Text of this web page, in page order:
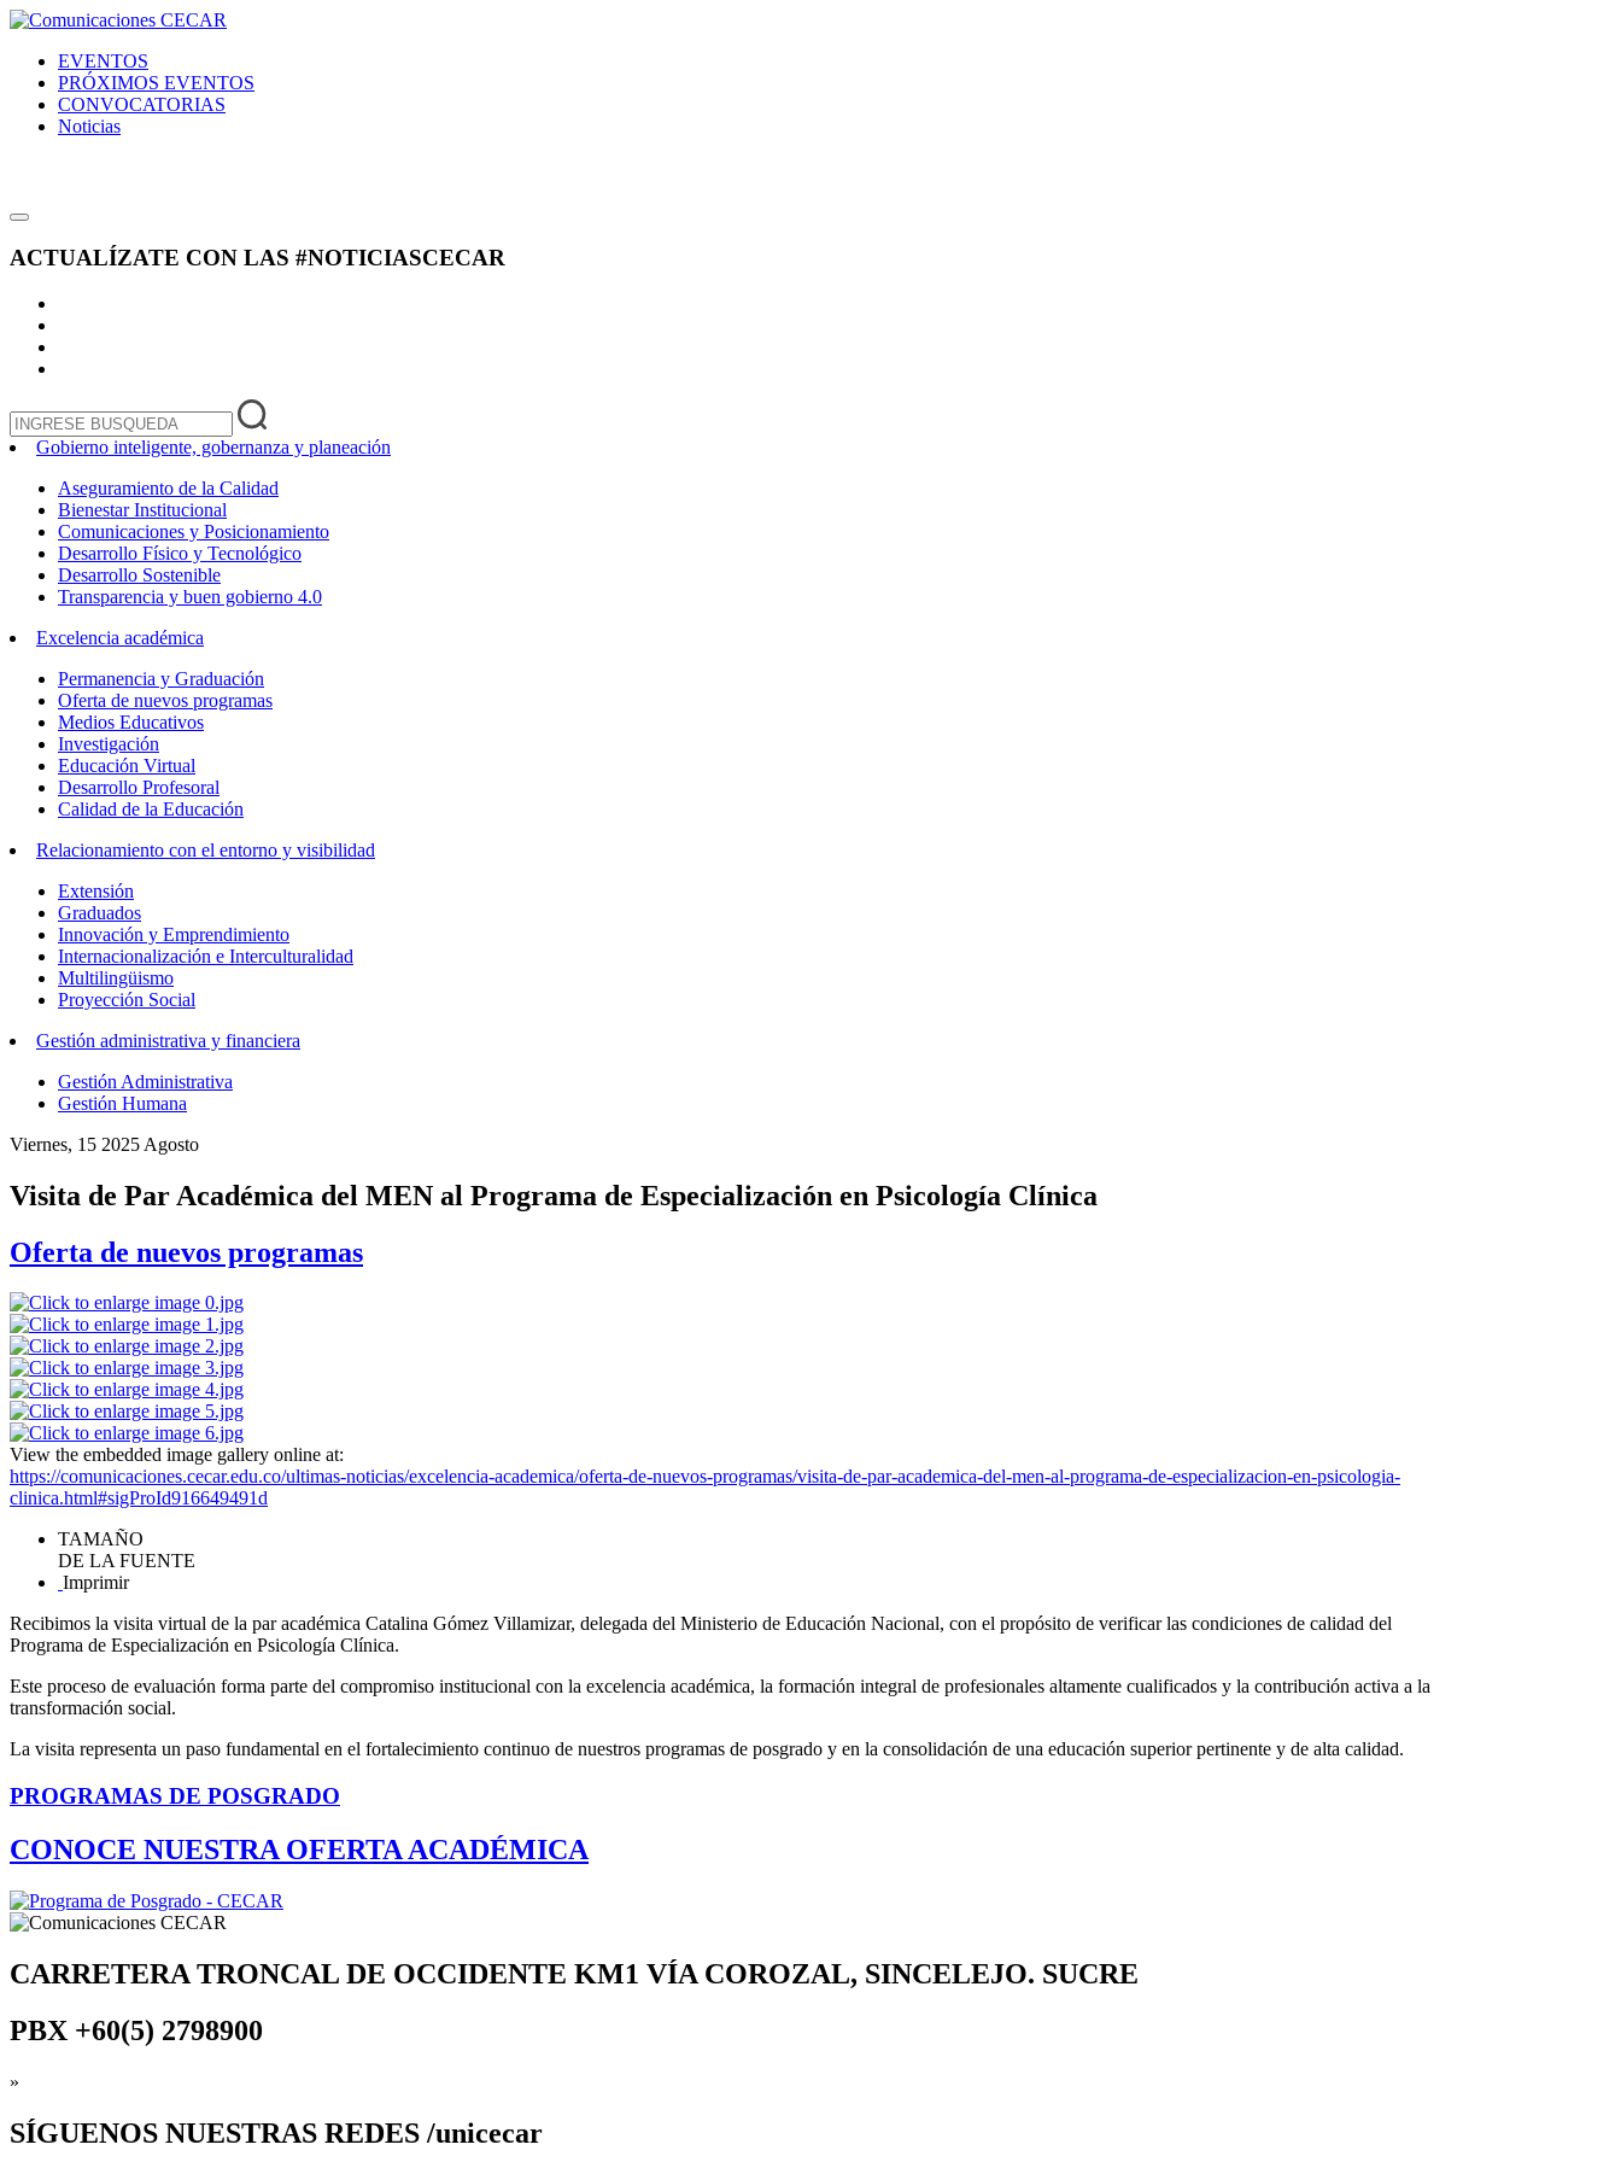
EVENTOS
PRÓXIMOS EVENTOS
CONVOCATORIAS
Noticias
ACTUALÍZATE CON LAS #NOTICIASCECAR
Gobierno inteligente, gobernanza y planeación
Aseguramiento de la Calidad
Bienestar Institucional
Comunicaciones y Posicionamiento
Desarrollo Físico y Tecnológico
Desarrollo Sostenible
Transparencia y buen gobierno 4.0
Excelencia académica
Permanencia y Graduación
Oferta de nuevos programas
Medios Educativos
Investigación
Educación Virtual
Desarrollo Profesoral
Calidad de la Educación
Relacionamiento con el entorno y visibilidad
Extensión
Graduados
Innovación y Emprendimiento
Internacionalización e Interculturalidad
Multilingüismo
Proyección Social
Gestión administrativa y financiera
Gestión Administrativa
Gestión Humana
Viernes, 15 2025 Agosto
Visita de Par Académica del MEN al Programa de Especialización en Psicología Clínica
Oferta de nuevos programas
View the embedded image gallery online at:
https://comunicaciones.cecar.edu.co/ultimas-noticias/excelencia-academica/oferta-de-nuevos-programas/visita-de-par-academica-del-men-al-programa-de-especializacion-en-psicologia-
clinica.html#sigProId916649491d
TAMAÑO
DE LA FUENTE
Imprimir
Recibimos la visita virtual de la par académica Catalina Gómez Villamizar, delegada del Ministerio de Educación Nacional, con el propósito de verificar las condiciones de calidad del
Programa de Especialización en Psicología Clínica.
Este proceso de evaluación forma parte del compromiso institucional con la excelencia académica, la formación integral de profesionales altamente cualificados y la contribución activa a la
transformación social.
La visita representa un paso fundamental en el fortalecimiento continuo de nuestros programas de posgrado y en la consolidación de una educación superior pertinente y de alta calidad.
PROGRAMAS DE POSGRADO
CONOCE NUESTRA OFERTA ACADÉMICA
CARRETERA TRONCAL DE OCCIDENTE KM1 VÍA COROZAL, SINCELEJO. SUCRE
PBX +60(5) 2798900
»
SÍGUENOS NUESTRAS REDES /unicecar